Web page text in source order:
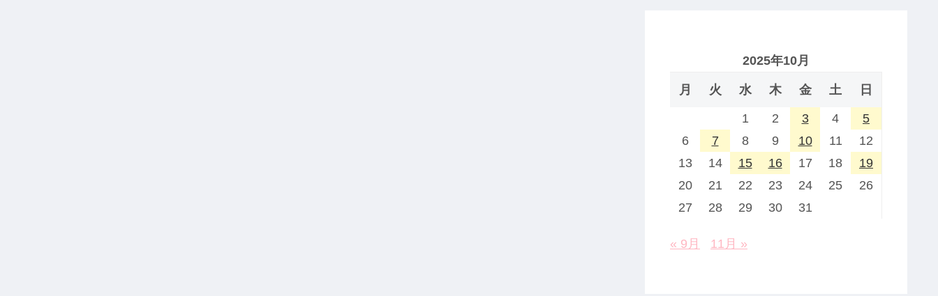
2025年10月
月 火 水 木 金 土 日
1 2 3 4
5
6
7 8 9 10 11
12
13
14 15 16 17 18
19
20
21 22 23 24 25
26
27
28 29 30 31
« 9月 11月 »